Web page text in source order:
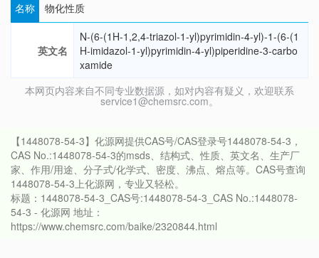
名称 物化性质
英文名
N-(6-(1H-1,2,4-triazol-1-yl)pyrimidin-4-yl)-1-(6-(1
H-imidazol-1-yl)pyrimidin-4-yl)piperidine-3-carbo
xamide
本网页内容来自不同专业数据源，如对内容有疑义，欢迎联系
service1@chemsrc.com。
【1448078-54-3】化源网提供CAS号/CAS登录号1448078-54-3，
CAS No.:1448078-54-3的msds、结构式、性质、英文名、生产厂
家、作用/用途、分子式/化学式、密度、沸点、熔点等。CAS号查询
1448078-54-3上化源网，专业又轻松。
标题：1448078-54-3_CAS号:1448078-54-3_CAS No.:1448078-
54-3 - 化源网 地址：
https://www.chemsrc.com/baike/2320844.html